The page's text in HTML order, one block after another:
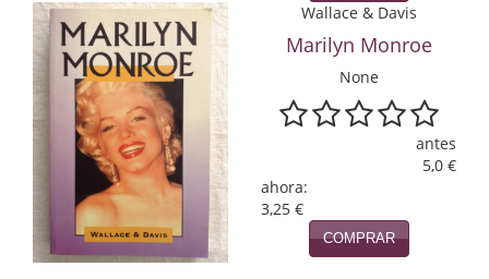
Medicina
Música
Naturaleza
Novela Extranjera
Novela fantástica
Wallace & Davis
Marilyn Monroe
None
antes
5,0 €
ahora:
3,25 €
COMPRAR